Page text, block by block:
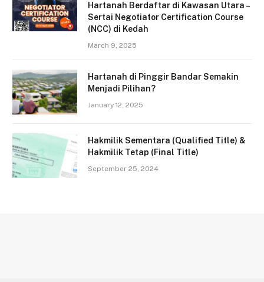
Hartanah Berdaftar di Kawasan Utara –
Sertai Negotiator Certification Course
(NCC) di Kedah
March 9, 2025
Hartanah di Pinggir Bandar Semakin
Menjadi Pilihan?
January 12, 2025
Hakmilik Sementara (Qualified Title) &
Hakmilik Tetap (Final Title)
September 25, 2024